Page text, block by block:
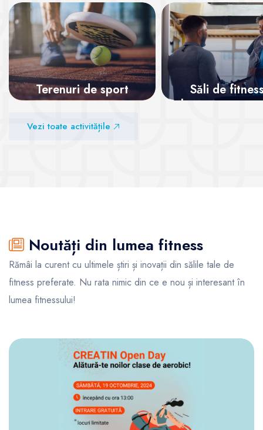
Terenuri de sport
Vezi sălile
Săli de
abonamente
Vezi toate activitățile
Noutăți din lumea fitness
Rămâi la curent cu ultimele știri și inovații din sălile tale de
fitness preferate. Nu rata nimic din ce e nou și interesant în
lumea fitnessului!